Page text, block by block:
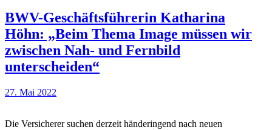
BWV-Geschäftsführerin Katharina
Höhn: „Beim Thema Image müssen wir
zwischen Nah- und Fernbild
unterscheiden“
27. Mai 2022
Die Versicherer suchen derzeit händeringend nach neuen